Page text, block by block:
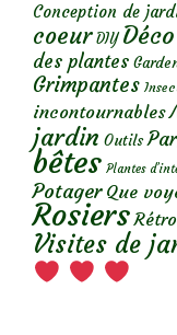
Conception de
coeur DIY
des plantes
Grimpantes
incontournables
jardin Outils
bêtes Plantes
Potager Que
Rosiers
Visites de